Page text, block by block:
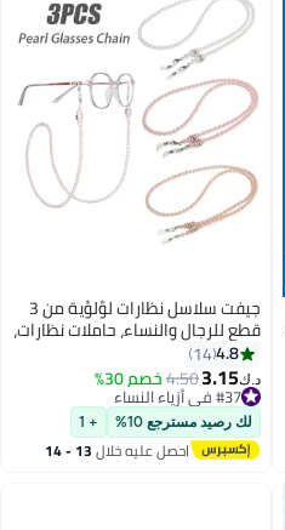
جيفت سلاسل نظارات لؤلؤية من 3
قطع للرجال والنساء، حاملات نظارات،
حبل تعليق للرقبة، إكسسوار نظارات
(ذهبي وردي/وردي/أبيض)
4.8
14
د.ك‏3.15
4.50خصم 30%
#37 في أزياء النساء
#37 في أزياء النساء
لك رصيد مسترجع 10% + 1
احصل عليه خلال 13 - 14